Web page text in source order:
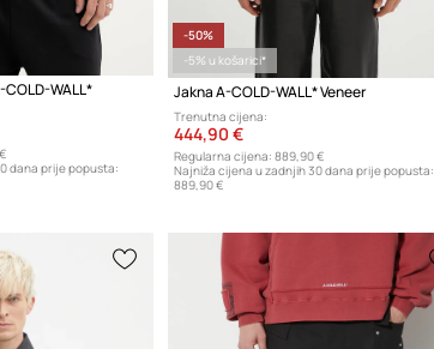
WALL*
dana prije popusta:
-50%
-5% u košarici*
Jakna A-COLD-WALL* Veneer
Trenutna cijena:
444,90 €
Regularna cijena: 889,90 €
Najniža cijena u zadnjih 30 dana prije popusta:
889,90 €